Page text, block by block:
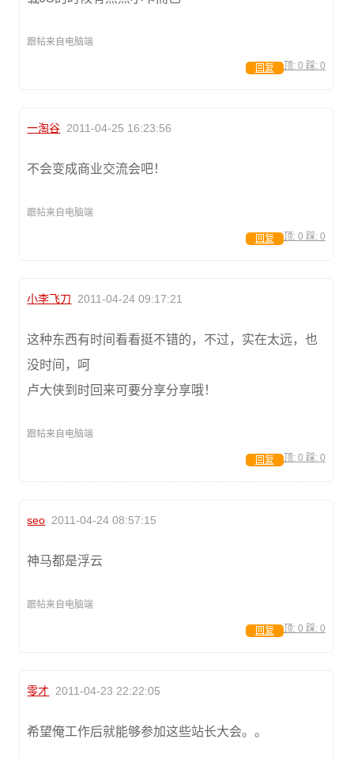
跟帖来自电脑端
顶: 0 踩: 0
回复
一淘谷 2011-04-25 16:23:56
不会变成商业交流会吧！
跟帖来自电脑端
顶: 0 踩: 0
回复
小李飞刀 2011-04-24 09:17:21
这种东西有时间看看挺不错的，不过，实在太远，也
没时间，呵
卢大侠到时回来可要分享分享哦！
跟帖来自电脑端
顶: 0 踩: 0
回复
seo 2011-04-24 08:57:15
神马都是浮云
跟帖来自电脑端
顶: 0 踩: 0
回复
零才 2011-04-23 22:22:05
希望俺工作后就能够参加这些站长大会。。